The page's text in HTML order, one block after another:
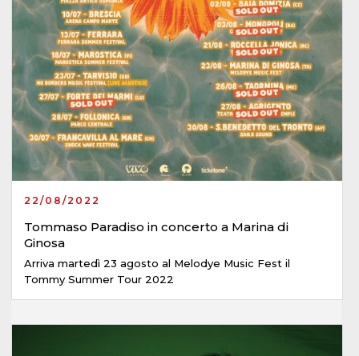
22/08/2022
Tommaso Paradiso in concerto a Marina di
Ginosa
Arriva martedì 23 agosto al Melodye Music Fest il
Tommy Summer Tour 2022